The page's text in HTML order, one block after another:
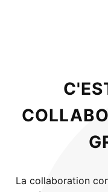
La collaboration